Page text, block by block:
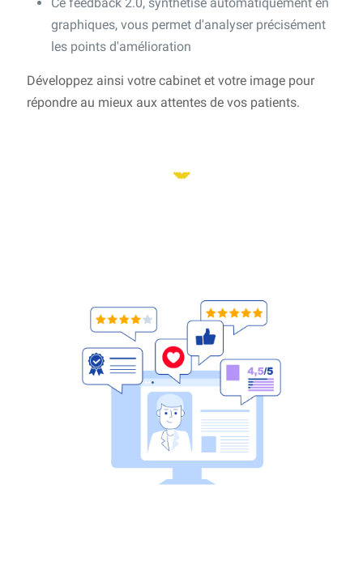
graphiques, vous permet d'analyser précisément
les points d'amélioration
Développez ainsi votre cabinet et votre image pour
répondre au mieux aux attentes de vos patients.